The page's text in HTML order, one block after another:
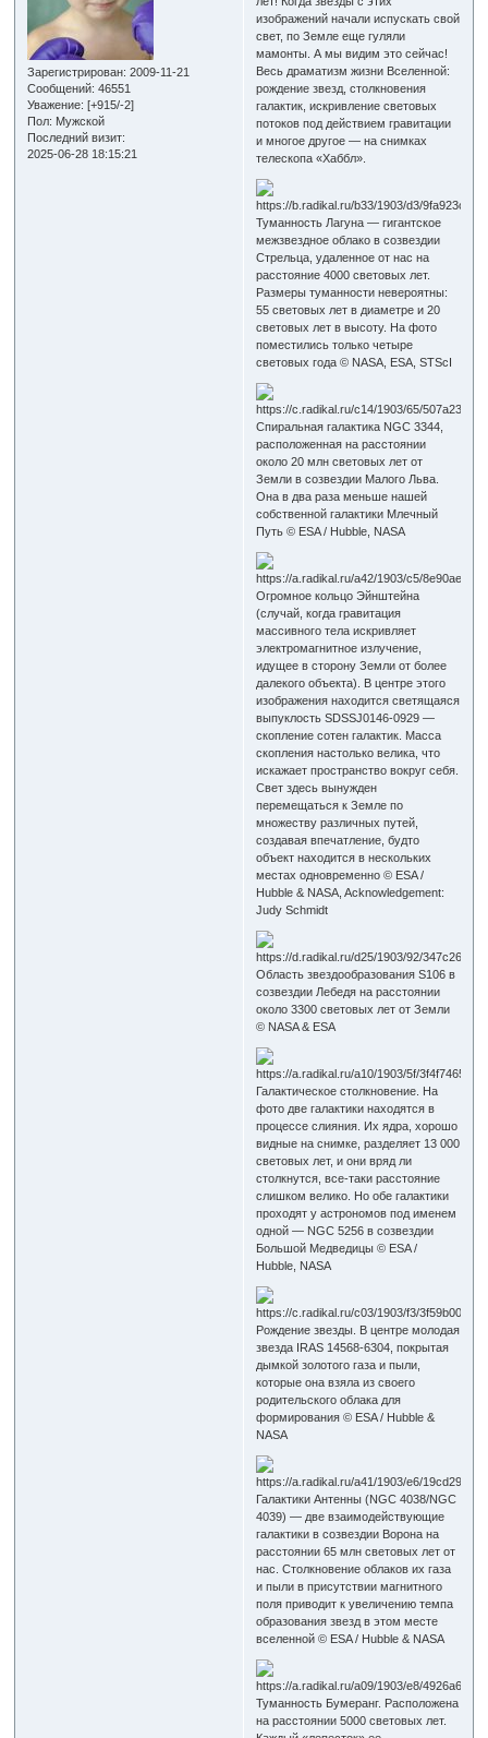
Зарегистрирован: 2009-11-21
Сообщений: 46551
Уважение: [+915/-2]
Пол: Мужской
Последний визит:
2025-06-28 18:15:21
изображений начали испускать свой
свет, по Земле еще гуляли
мамонты. А мы видим это сейчас!
Весь драматизм жизни Вселенной:
рождение звезд, столкновения
галактик, искривление световых
потоков под действием гравитации
и многое другое — на снимках
телескопа «Хаббл».
Туманность Лагуна — гигантское
межзвездное облако в созвездии
Стрельца, удаленное от нас на
расстояние 4000 световых лет.
Размеры туманности невероятны:
55 световых лет в диаметре и 20
световых лет в высоту. На фото
поместились только четыре
световых года © NASA, ESA, STScI
Спиральная галактика NGC 3344,
расположенная на расстоянии
около 20 млн световых лет от
Земли в созвездии Малого Льва.
Она в два раза меньше нашей
собственной галактики Млечный
Путь © ESA / Hubble, NASA
Огромное кольцо Эйнштейна
(случай, когда гравитация
массивного тела искривляет
электромагнитное излучение,
идущее в сторону Земли от более
далекого объекта). В центре этого
изображения находится светящаяся
выпуклость SDSSJ0146-0929 —
скопление сотен галактик. Масса
скопления настолько велика, что
искажает пространство вокруг себя.
Свет здесь вынужден
перемещаться к Земле по
множеству различных путей,
создавая впечатление, будто
объект находится в нескольких
местах одновременно © ESA /
Hubble & NASA, Acknowledgement:
Judy Schmidt
Область звездообразования S106 в
созвездии Лебедя на расстоянии
около 3300 световых лет от Земли
© NASA & ESA
Галактическое столкновение. На
фото две галактики находятся в
процессе слияния. Их ядра, хорошо
видные на снимке, разделяет 13 000
световых лет, и они вряд ли
столкнутся, все-таки расстояние
слишком велико. Но обе галактики
проходят у астрономов под именем
одной — NGC 5256 в созвездии
Большой Медведицы © ESA /
Hubble, NASA
Рождение звезды. В центре молодая
звезда IRAS 14568-6304, покрытая
дымкой золотого газа и пыли,
которые она взяла из своего
родительского облака для
формирования © ESA / Hubble &
NASA
Галактики Антенны (NGC 4038/NGC
4039) — две взаимодействующие
галактики в созвездии Ворона на
расстоянии 65 млн световых лет от
нас. Столкновение облаков их газа
и пыли в присутствии магнитного
поля приводит к увеличению темпа
образования звезд в этом месте
вселенной © ESA / Hubble & NASA
Туманность Бумеранг. Расположена
на расстоянии 5000 световых лет.